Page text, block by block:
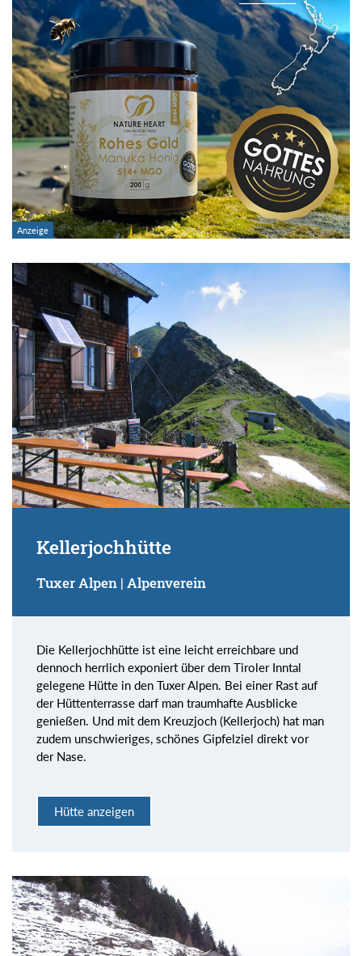
Kellerjochhütte
Tuxer Alpen | Alpenverein
Die Kellerjochhütte ist eine leicht erreichbare und
dennoch herrlich exponiert über dem Tiroler Inntal
gelegene Hütte in den Tuxer Alpen. Bei einer Rast auf
der Hüttenterrasse darf man traumhafte Ausblicke
genießen. Und mit dem Kreuzjoch (Kellerjoch) hat man
zudem unschwieriges, schönes Gipfelziel direkt vor
der Nase.
Hütte anzeigen